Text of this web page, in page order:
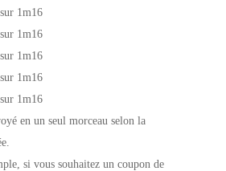
1m16
1m16
1m16
1m16
1m16
en un seul morceau selon la
si vous souhaitez un coupon de